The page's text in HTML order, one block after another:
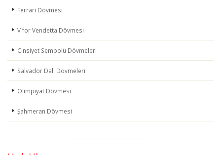
Ferrari Dövmesi
V for Vendetta Dövmesi
Cinsiyet Sembolü Dövmeleri
Salvador Dali Dövmeleri
Olimpiyat Dövmesi
Şahmeran Dövmesi